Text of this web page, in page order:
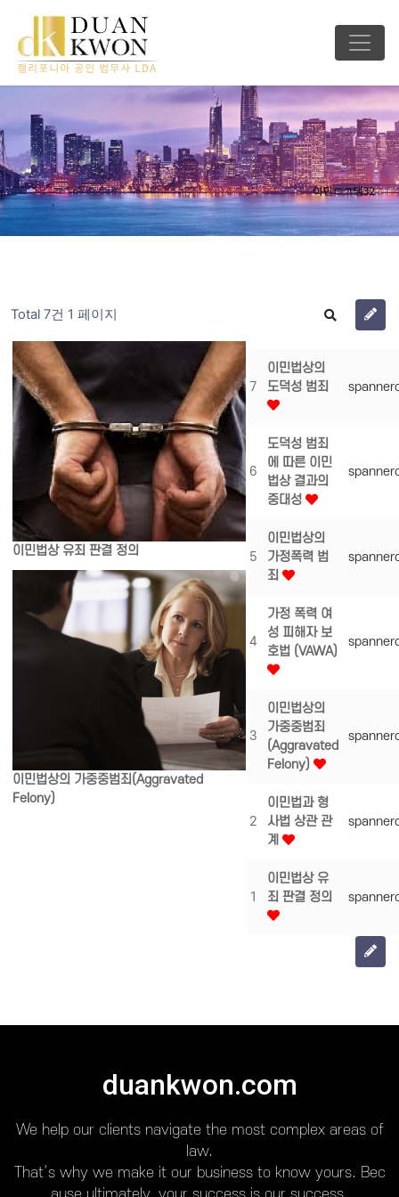
Total 7건 1 페이지
이민법상 유죄 판결 정의
이민법상의 가중중범죄(Aggravated
Felony)
7
이민법상의
도덕성 범죄
6
도덕성 범죄
에 따른 이민
법상 결과의
중대성
5
이민법상의
가정폭력 범
죄
4
가정 폭력 여
성 피해자 보
호법 (VAWA)
3
이민법상의
가중중범죄
(Aggravated
Felony)
2
이민법과 형
사법 상관 관
계
1
이민법상 유
죄 판결 정의
duankwon.com
We help our clients navigate the most complex areas of
law.
That’s why we make it our business to know yours. Bec